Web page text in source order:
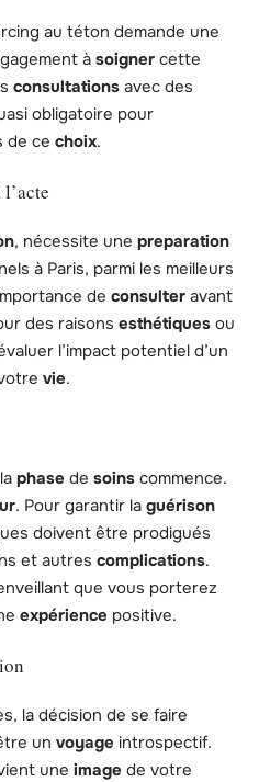
au téton demande une
àsoigner cette
consultations avec des
obligatoire pour
de ce choix.
, nécessite une preparation
à Paris, parmi les meilleurs
de consulter avant
des raisons esthétiques ou
l’impact potentiel d’un
vie.
phase de soins commence.
. Pour garantir la guérison
doivent être prodigués
et autres complications.
que vous porterez
expérience positive.
la décision de se faire
un voyage introspectif.
une image de votre